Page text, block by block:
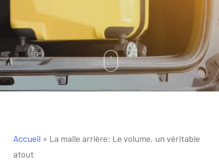
Accueil » La malle arrière: Le volume, un véritable
atout